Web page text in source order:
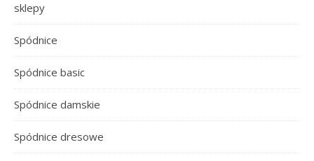
sklepy
Spódnice
Spódnice basic
Spódnice damskie
Spódnice dresowe